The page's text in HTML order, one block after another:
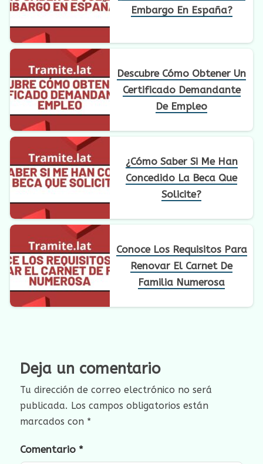
Embargo En España?
Descubre Cómo Obtener Un
Certificado Demandante
De Empleo
¿Cómo Saber Si Me Han
Concedido La Beca Que
Solicite?
Conoce Los Requisitos Para
Renovar El Carnet De
Familia Numerosa
Deja un comentario
Tu dirección de correo electrónico no será
publicada. Los campos obligatorios están
marcados con *
Comentario *